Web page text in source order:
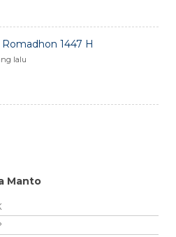
1447 H
lalu
Manto